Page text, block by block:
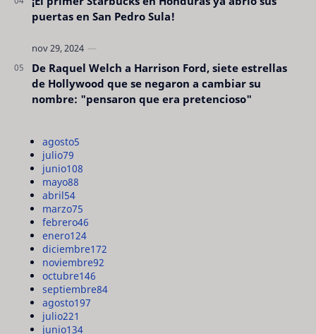
puertas en San Pedro Sula!
De Raquel Welch a Harrison Ford, siete estrellas
de Hollywood que se negaron a cambiar su
nombre: "pensaron que era pretencioso"
agosto5
julio79
junio108
mayo88
abril54
marzo75
febrero46
enero124
diciembre172
noviembre92
octubre146
septiembre84
agosto197
julio221
junio134